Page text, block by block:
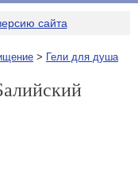
сайта
> Гели для душа